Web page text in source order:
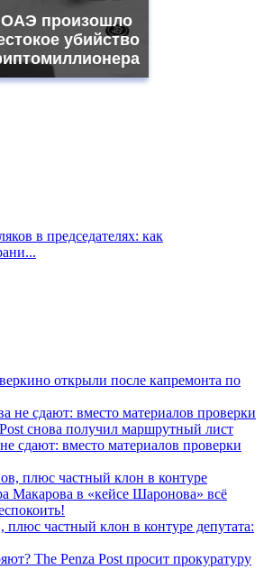
произошло
убийство
в председателях: как
открыли после капремонта по
сдают: вместо материалов проверки
частный клон в контуре депутата: